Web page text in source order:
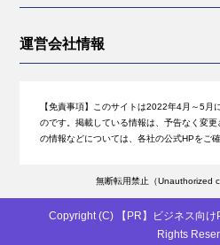
運営会社情報
【免責事項】
このサイトは2022年4月～5月
のです。掲載している情報は、予告なく変
の情報などについては、各社の公式HPをご確
無断転用禁止（Unauthorized
Copyright (C) ビジネス向
Rights